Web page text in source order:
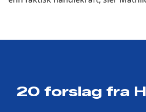
20 forslag fra